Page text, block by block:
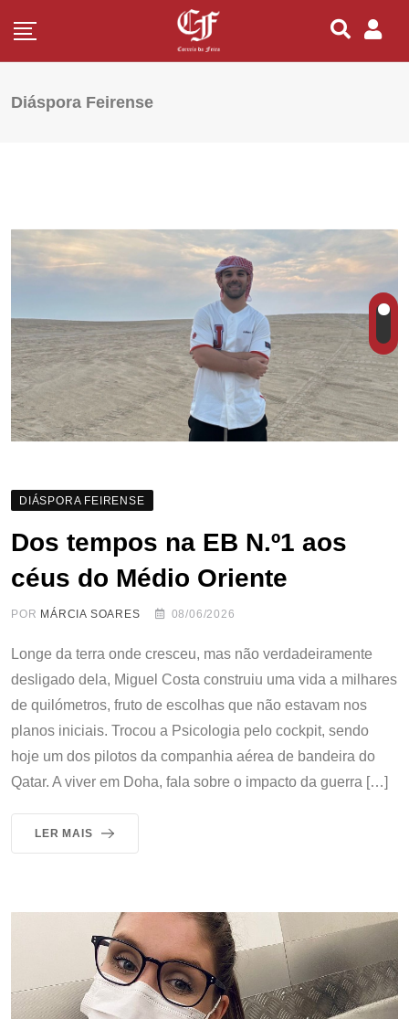
Diáspora Feirense
DIÁSPORA FEIRENSE
Dos tempos na EB N.º1 aos
céus do Médio Oriente
POR MÁRCIA SOARES 08/06/2026
Longe da terra onde cresceu, mas não verdadeiramente
desligado dela, Miguel Costa construiu uma vida a milhares
de quilómetros, fruto de escolhas que não estavam nos
planos iniciais. Trocou a Psicologia pelo cockpit, sendo
hoje um dos pilotos da companhia aérea de bandeira do
Qatar. A viver em Doha, fala sobre o impacto da guerra […]
LER MAIS